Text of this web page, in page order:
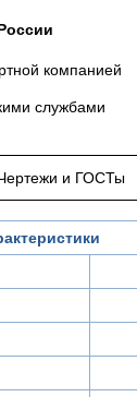
компанией
службами
и ГОСТы